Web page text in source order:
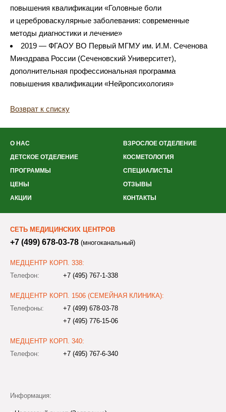
повышения квалификации «Головные боли
и цереброваскулярные заболевания: современные
методы диагностики и лечение»
2019 — ФГАОУ ВО Первый МГМУ им. И.М. Сеченова
Минздрава России (Сеченовский Университет),
дополнительная профессиональная программа
повышения квалификации «Нейропсихология»
Возврат к списку
О НАС
ВЗРОСЛОЕ ОТДЕЛЕНИЕ
ДЕТСКОЕ ОТДЕЛЕНИЕ
КОСМЕТОЛОГИЯ
ПРОГРАММЫ
СПЕЦИАЛИСТЫ
ЦЕНЫ
ОТЗЫВЫ
АКЦИИ
КОНТАКТЫ
СЕТЬ МЕДИЦИНСКИХ ЦЕНТРОВ
+7 (499) 678-03-78 (многоканальный)
МЕДЦЕНТР КОРП. 338:
Телефон:
+7 (495) 767-1-338
МЕДЦЕНТР КОРП. 1506 (СЕМЕЙНАЯ КЛИНИКА):
Телефоны:
+7 (499) 678-03-78
+7 (495) 776-15-06
МЕДЦЕНТР КОРП. 340:
Телефон:
+7 (495) 767-6-340
Информация: